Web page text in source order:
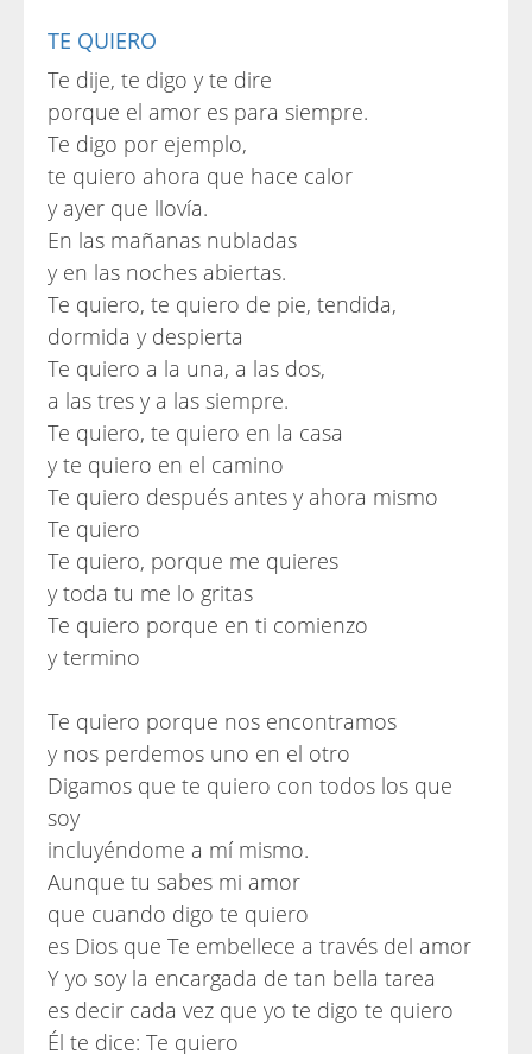
TE QUIERO
Te dije, te digo y te dire
porque el amor es para siempre.
Te digo por ejemplo,
te quiero ahora que hace calor
y ayer que llovía.
En las mañanas nubladas
y en las noches abiertas.
Te quiero, te quiero de pie, tendida,
dormida y despierta
Te quiero a la una, a las dos,
a las tres y a las siempre.
Te quiero, te quiero en la casa
y te quiero en el camino
Te quiero después antes y ahora mismo
Te quiero
Te quiero, porque me quieres
y toda tu me lo gritas
Te quiero porque en ti comienzo
y termino
Te quiero porque nos encontramos
y nos perdemos uno en el otro
Digamos que te quiero con todos los que
soy
incluyéndome a mí mismo.
Aunque tu sabes mi amor
que cuando digo te quiero
es Dios que Te embellece a través del amor
Y yo soy la encargada de tan bella tarea
es decir cada vez que yo te digo te quiero
Él te dice: Te quiero